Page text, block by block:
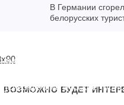
В Германии
белорусских
ВОЗМОЖНО БУДЕТ
наиболее популярной
01.10.2016
Исчезнувшие русские